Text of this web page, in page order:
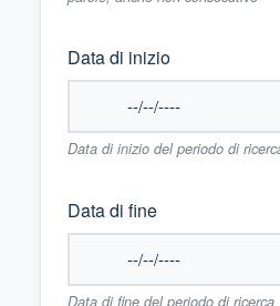
Data di inizio
Data di inizio del periodo di
Data di fine
Data di fine del periodo di ricerca